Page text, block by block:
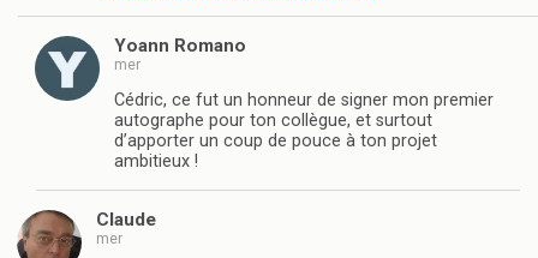
Yoann Romano
mer
Cédric, ce fut un honneur de signer mon premier
autographe pour ton collègue, et surtout
d’apporter un coup de pouce à ton projet
ambitieux !
Claude
mer